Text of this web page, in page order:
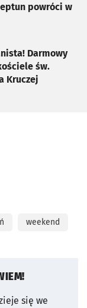
powróci w
Darmowy
św.
Kruczej
weekend
się we